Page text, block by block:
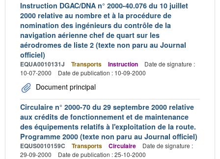
Instruction DGAC/DNA n° 2000-40.076 du 10 juillet
2000 relative au nombre et à la procédure de
nomination des ingénieurs du contrôle de la
navigation aérienne chef de quart sur les
aérodromes de liste 2 (texte non paru au Journal
officiel)
EQUA0010131J Transports Instruction
Date de signature :
10-07-2000
Date de publication : 10-09-2000
Document principal
Circulaire n° 2000-70 du 29 septembre 2000 relative
aux crédits de fonctionnement et de maintenance
des équipements relatifs à l'exploitation de la route.
Programme 2000 (texte non paru au Journal officiel)
EQUS0010159C Transports Circulaire
Date de signature :
29-09-2000
Date de publication : 25-10-2000